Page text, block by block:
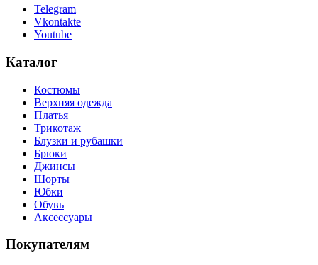
Telegram
Vkontakte
Youtube
Каталог
Костюмы
Верхняя одежда
Платья
Трикотаж
Блузки и рубашки
Брюки
Джинсы
Шорты
Юбки
Обувь
Аксессуары
Покупателям